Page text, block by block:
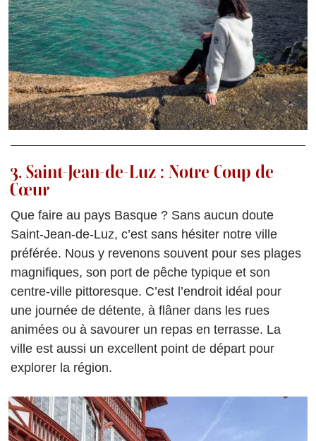
3. Saint-Jean-de-Luz : Notre Coup de
Cœur
Que faire au pays Basque ? Sans aucun doute
Saint-Jean-de-Luz, c’est sans hésiter notre ville
préférée. Nous y revenons souvent pour ses plages
magnifiques, son port de pêche typique et son
centre-ville pittoresque. C’est l’endroit idéal pour
une journée de détente, à flâner dans les rues
animées ou à savourer un repas en terrasse. La
ville est aussi un excellent point de départ pour
explorer la région.